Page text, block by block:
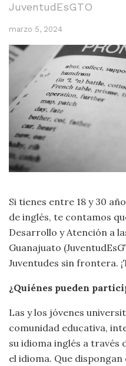
JuventudEsGTO
marzo 5, 2024
Si tienes entre 18 y 30
de inglés, te contamos
Desarrollo y Atención a
Guanajuato
Juventudes sin frontera.
¿Quiénes pueden
Las y los jóvenes
comunidad educativa,
su idioma inglés a través
el idioma. Que